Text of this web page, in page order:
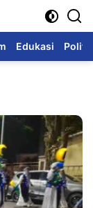
Edukasi Politik